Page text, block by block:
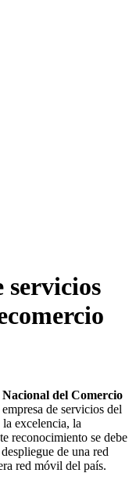
servicios
Nacional del Comercio
de servicios del
excelencia, la
reconocimiento se debe
de una red
red móvil del país.